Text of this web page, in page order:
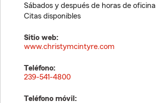
Sábados y después de horas de oficina
Citas disponibles
Sitio web:
www.christymcintyre.com
Teléfono:
239-541-4800
Teléfono móvil: